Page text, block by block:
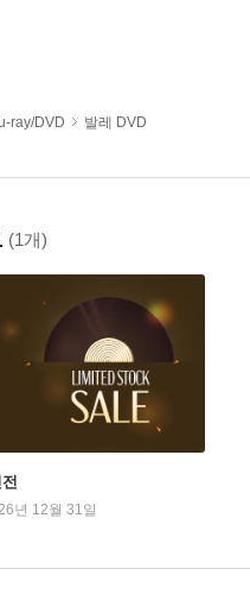
ray/DVD 발레 DVD
(1개)
년 12월 31일